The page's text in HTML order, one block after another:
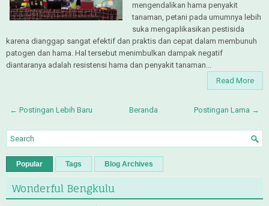
mengendalikan hama penyakit
tanaman, petani pada umumnya lebih
suka mengaplikasikan pestisida
karena dianggap sangat efektif dan praktis dan cepat dalam membunuh
patogen dan hama. Hal tersebut menimbulkan dampak negatif
diantaranya adalah resistensi hama dan penyakit tanaman...
Read More
← Postingan Lebih Baru Postingan Lama →
Beranda
Popular Tags Blog Archives
Wonderful Bengkulu